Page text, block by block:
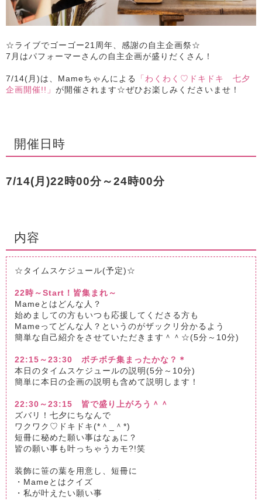
☆ライブでゴーゴー21周年、感謝の自主企画祭☆
7月はパフォーマーさんの自主企画が盛りだくさん！
7/14(月)は、Mameちゃんによる
「わくわく♡ドキドキ 七夕
企画開催!!」 が開催されます☆ぜひお楽しみくださいませ！
開催日時
7/14(月)22時00分～24時00分
内容
☆タイムスケジュール(予定)☆
22時～Start！皆集まれ～
Mameとはどんな人？
始めましての方もいつも応援してくださる方も
Mameってどんな人？というのがザックリ分かるよう
簡単な自己紹介をさせていただきます＾＾☆(5分～10分)
22:15～23:30 ボチボチ集まったかな？＊
本日のタイムスケジュールの説明(5分～10分)
簡単に本日の企画の説明も含めて説明します！
22:30～23:15 皆で盛り上がろう＾＾
ズバリ！七夕にちなんで
ワクワク♡ドキドキ(*＾_＾*)
短冊に秘めた願い事はなぁに？
皆の願い事も叶っちゃうカモ?!笑
装飾に笹の葉を用意し、短冊に
・Mameとはクイズ
・私が叶えたい願い事